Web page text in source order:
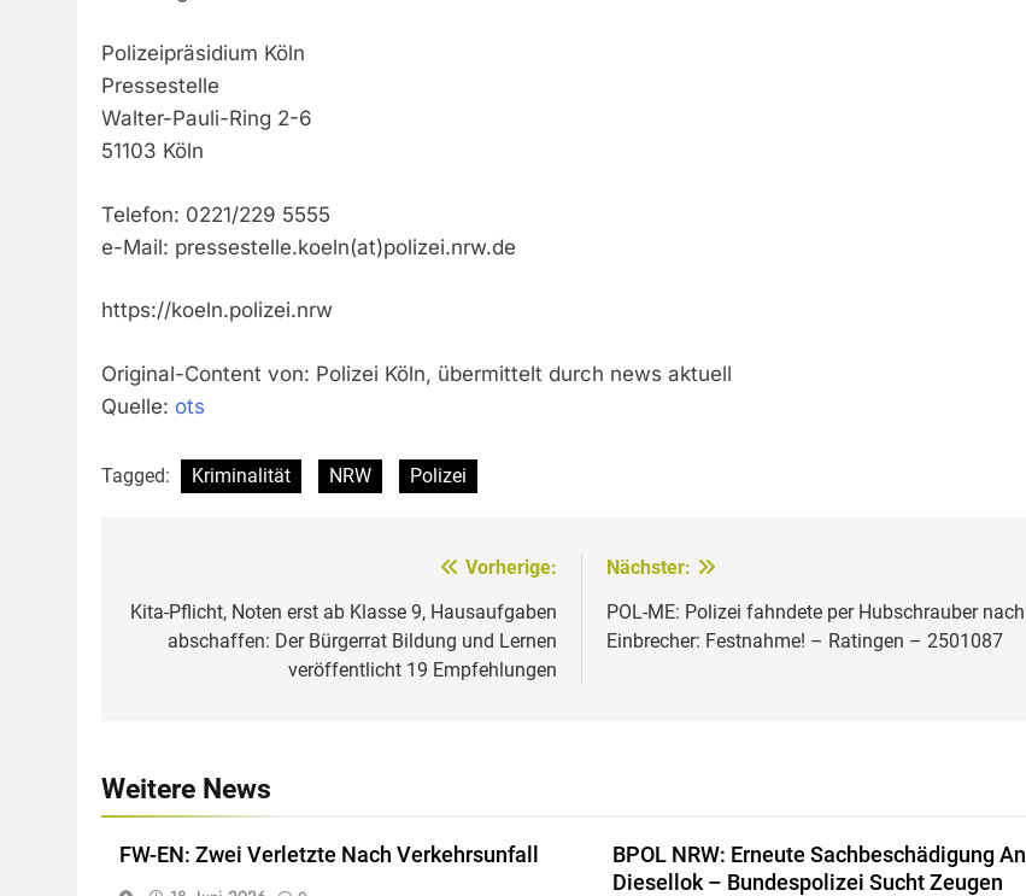
Polizeipräsidium Köln
Pressestelle
Walter-Pauli-Ring 2-6
51103 Köln
Telefon: 0221/229 5555
e-Mail: pressestelle.koeln(at)polizei.nrw.de
https://koeln.polizei.nrw
Original-Content von: Polizei Köln, übermittelt durch news aktuell
Quelle: ots
Tagged: Kriminalität NRW Polizei
Vorherige:
Kita-Pflicht, Noten erst ab Klasse 9, Hausaufgaben
abschaffen: Der Bürgerrat Bildung und Lernen
veröffentlicht 19 Empfehlungen
Nächster:
POL-ME: Polizei fahndete per Hubschrauber nach
Einbrecher: Festnahme! – Ratingen – 2501087
Weitere News
FW-EN: Zwei Verletzte Nach Verkehrsunfall
BPOL NRW: Erneute Sachbeschädigung An
Diesellok – Bundespolizei Sucht Zeugen